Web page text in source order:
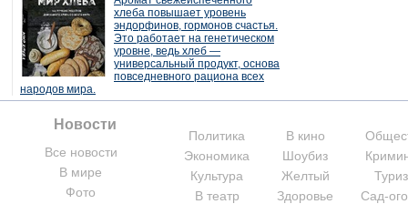
хлеба повышает уровень
эндорфинов, гормонов счастья.
Это работает на генетическом
уровне, ведь хлеб —
универсальный продукт, основа
повседневного рациона всех
народов мира.
Новости
Все новости
В мире
Фото
Политика
Экономика
Культура
В театр
В кино
Шоубиз
Желтый
Здоровье
Сад-